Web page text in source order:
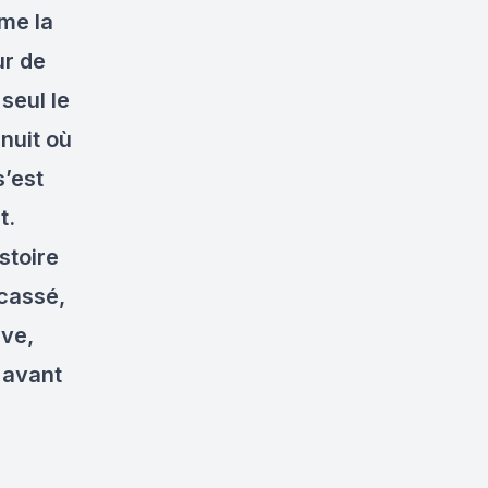
la
de
le
où